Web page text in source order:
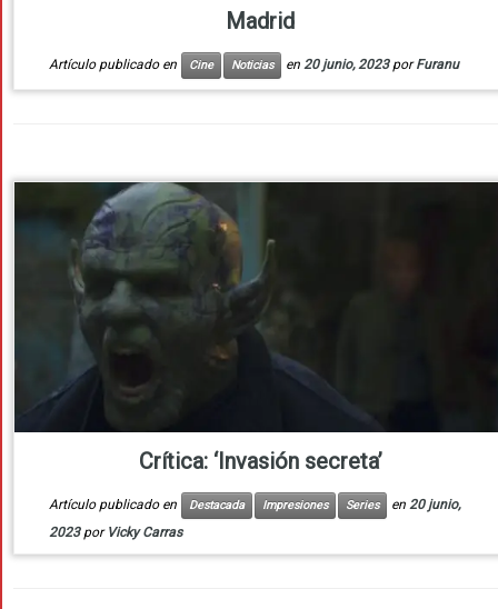
Madrid
Artículo publicado en Cine Noticias en 20 junio, 2023 porFuranu
Crítica: ‘Invasión secreta’
Artículo publicado en Destacada Impresiones Series en 20 junio,
2023 por Vicky Carras